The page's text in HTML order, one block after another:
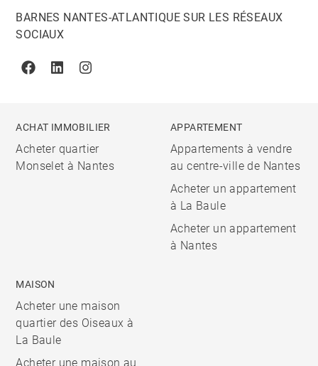
BARNES NANTES-ATLANTIQUE SUR LES RÉSEAUX
SOCIAUX
FacebookLinkedinInstagram
ACHAT IMMOBILIER
Acheter quartier
Monselet à Nantes
APPARTEMENT
Appartements à vendre
au centre-ville de Nantes
Acheter un appartement
à La Baule
Acheter un appartement
à Nantes
MAISON
Acheter une maison
quartier des Oiseaux à
La Baule
Acheter une maison au